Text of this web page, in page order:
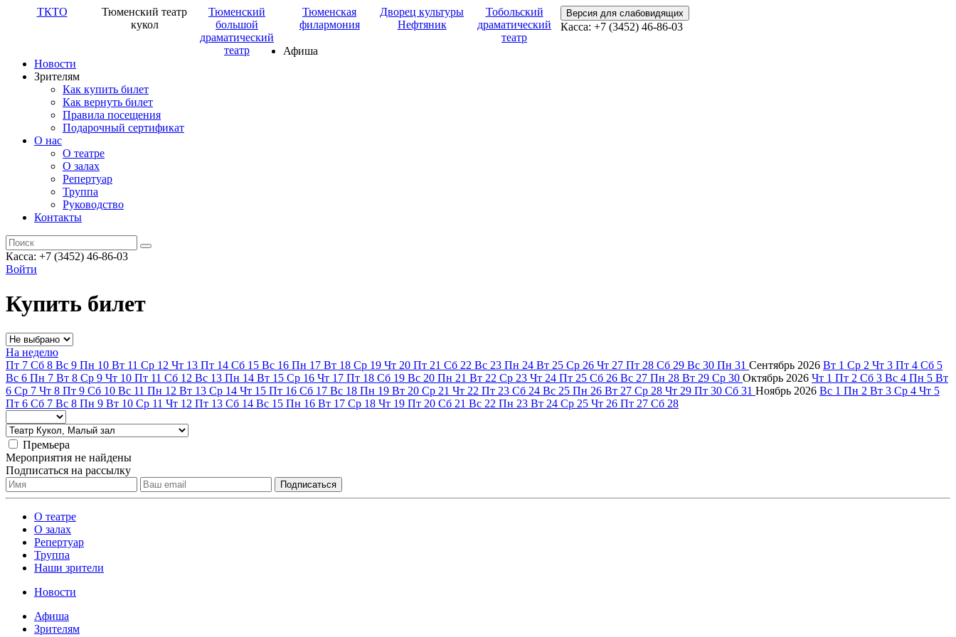
ТКТО
Тюменский театр
кукол
Тюменский
большой
драматический
театр
Тюменская
филармония
Дворец культуры
Нефтяник
Тобольский
драматический
театр
Версия для слабовидящих
Касса: +7 (3452) 46-86-03
Афиша
Новости
Зрителям
Как купить билет
Как вернуть билет
Правила посещения
Подарочный сертификат
О нас
О театре
О залах
Репертуар
Труппа
Руководство
Контакты
Касса: +7 (3452) 46-86-03
Войти
Купить билет
На неделю
Пт 7 Сб 8 Вс 9 Пн 10 Вт 11 Ср 12 Чт 13 Пт 14 Сб 15 Вс 16 Пн 17 Вт 18 Ср 19 Чт 20 Пт 21 Сб 22 Вс 23 Пн 24 Вт 25 Ср 26 Чт 27 Пт 28 Сб 29 Вс 30 Пн 31 Сентябрь 2026 Вт 1 Ср 2 Чт 3 Пт 4 Сб 5
Вс 6 Пн 7 Вт 8 Ср 9 Чт 10 Пт 11 Сб 12 Вс 13 Пн 14 Вт 15 Ср 16 Чт 17 Пт 18 Сб 19 Вс 20 Пн 21 Вт 22 Ср 23 Чт 24 Пт 25 Сб 26 Вс 27 Пн 28 Вт 29 Ср 30 Октябрь 2026 Чт 1 Пт 2 Сб 3 Вс 4 Пн 5 Вт
6 Ср 7 Чт 8 Пт 9 Сб 10 Вс 11 Пн 12 Вт 13 Ср 14 Чт 15 Пт 16 Сб 17 Вс 18 Пн 19 Вт 20 Ср 21 Чт 22 Пт 23 Сб 24 Вс 25 Пн 26 Вт 27 Ср 28 Чт 29 Пт 30 Сб 31 Ноябрь 2026 Вс 1 Пн 2 Вт 3 Ср 4 Чт 5
Пт 6 Сб 7 Вс 8 Пн 9 Вт 10 Ср 11 Чт 12 Пт 13 Сб 14 Вс 15 Пн 16 Вт 17 Ср 18 Чт 19 Пт 20 Сб 21 Вс 22 Пн 23 Вт 24 Ср 25 Чт 26 Пт 27 Сб 28
Премьера
Мероприятия не найдены
Подписаться на рассылку
О театре
О залах
Репертуар
Труппа
Наши зрители
Новости
Афиша
Зрителям